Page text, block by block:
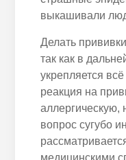
выкашивали
Делать
так как в
укрепляется
реакция на
вопрос сугубо